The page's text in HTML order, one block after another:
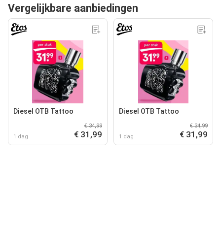
Vergelijkbare aanbiedingen
Diesel OTB Tattoo
1 dag
€ 34,99
€ 31,99
Diesel OTB Tattoo
1 dag
€ 34,99
€ 31,99